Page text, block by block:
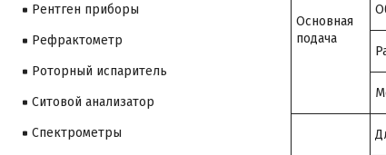
Основная
подача
Рентген приборы
Рефрактометр
Роторный испаритель
Ситовой анализатор
Cпектрометры